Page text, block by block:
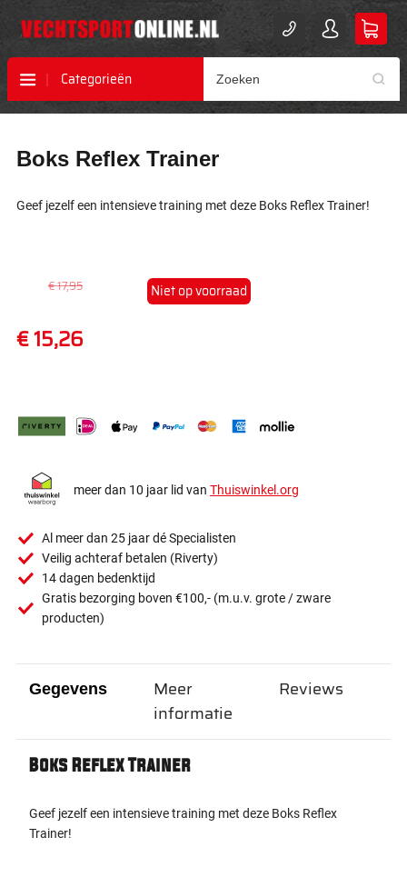
Categorieën
naar
van
naar
van
Boks Reflex Trainer
Geef jezelf een intensieve training met deze Boks Reflex Trainer!
€ 17,95
€ 15,26
Niet op voorraad
meer dan 10 jaar lid van Thuiswinkel.org
Al meer dan 25 jaar dé Specialisten
Veilig achteraf betalen (Riverty)
14 dagen bedenktijd
Gratis bezorging boven €100,- (m.u.v. grote / zware
producten)
Gegevens
Boks Reflex Trainer
Geef jezelf een intensieve training met deze Boks Reflex
Trainer!
Meer
informatie
Reviews